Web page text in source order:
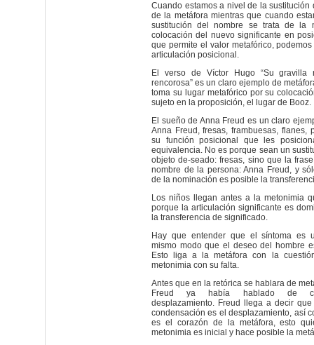
Cuando estamos a nivel de la sustitución
de la metáfora mientras que cuando
sustitución del nombre se trata de la
colocación del nuevo significante en
que permite el valor metafórico,
articulación posicional.
El verso de Víctor Hugo “Su
rencorosa” es un claro ejemplo de
toma su lugar metafórico por su
sujeto en la proposición, el lugar de Booz.
El sueño de Anna Freud es un claro
Anna Freud, fresas, frambuesas, flanes,
su función posicional que les
equivalencia. No es porque sean un
objeto de-seado: fresas, sino que la
nombre de la persona: Anna Freud, y
de la nominación es posible la
Los niños llegan antes a la metonimia
porque la articulación significante es
la transferencia de significado.
Hay que entender que el síntoma es
mismo modo que el deseo del hombre
Esto liga a la metáfora con la
metonimia con su falta.
Antes que en la retórica se hablara de
Freud ya había hablado de
desplazamiento. Freud llega a decir
condensación es el desplazamiento, así
es el corazón de la metáfora, esto
metonimia es inicial y hace posible la